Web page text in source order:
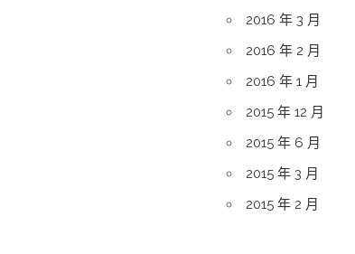
2016 年 3 月
2016 年 2 月
2016 年 1 月
2015 年 12 月
2015 年 6 月
2015 年 3 月
2015 年 2 月